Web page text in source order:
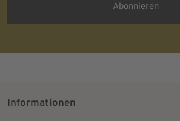
Informationen